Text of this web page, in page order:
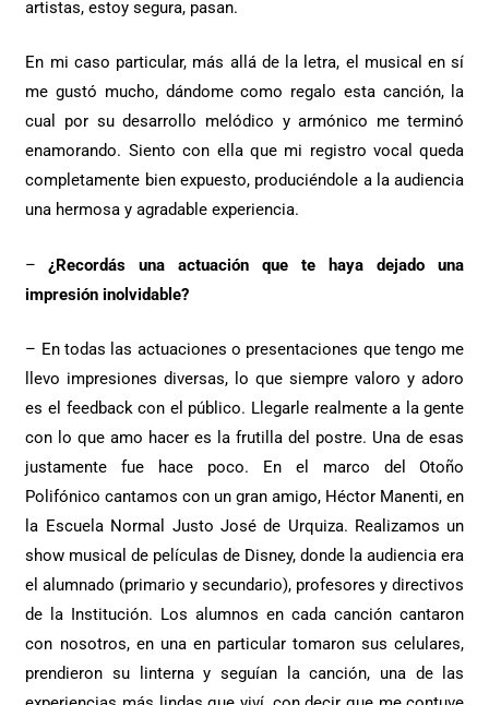
artistas, estoy segura, pasan.
En mi caso particular, más allá de la letra, el musical en sí
me gustó mucho, dándome como regalo esta canción, la
cual por su desarrollo melódico y armónico me terminó
enamorando. Siento con ella que mi registro vocal queda
completamente bien expuesto, produciéndole a la audiencia
una hermosa y agradable experiencia.
–¿Recordás una actuación que te haya dejado una
impresión inolvidable?
– En todas las actuaciones o presentaciones que tengo me
llevo impresiones diversas, lo que siempre valoro y adoro
es el feedback con el público. Llegarle realmente a la gente
con lo que amo hacer es la frutilla del postre. Una de esas
justamente fue hace poco. En el marco del Otoño
Polifónico cantamos con un gran amigo, Héctor Manenti, en
la Escuela Normal Justo José de Urquiza. Realizamos un
show musical de películas de Disney, donde la audiencia era
el alumnado (primario y secundario), profesores y directivos
de la Institución. Los alumnos en cada canción cantaron
con nosotros, en una en particular tomaron sus celulares,
prendieron su linterna y seguían la canción, una de las